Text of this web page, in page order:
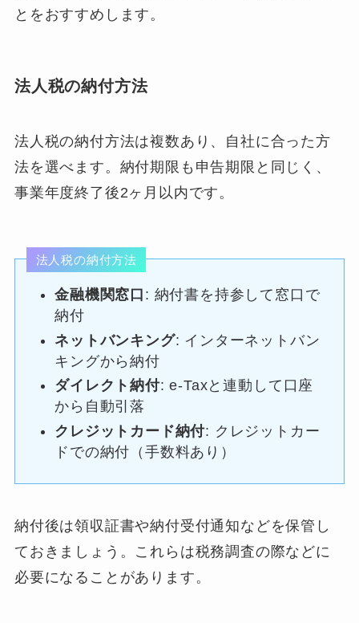
とをおすすめします。
法人税の納付方法
法人税の納付方法は複数あり、自社に合った方
法を選べます。納付期限も申告期限と同じく、
事業年度終了後2ヶ月以内です。
法人税の納付方法
金融機関窓口 : 納付書を持参して窓口で
納付
ネットバンキング: インターネットバン
キングから納付
ダイレクト納付: e-Taxと連動して口座
から自動引落
クレジットカード納付: クレジットカー
ドでの納付（手数料あり）
納付後は領収証書や納付受付通知などを保管し
ておきましょう。これらは税務調査の際などに
必要になることがあります。